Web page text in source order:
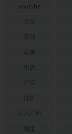
youtube
变现
引流
挂机
淘宝